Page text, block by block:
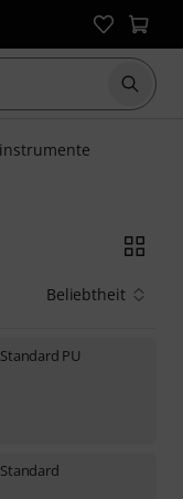
Suche
Beliebtheit
PU